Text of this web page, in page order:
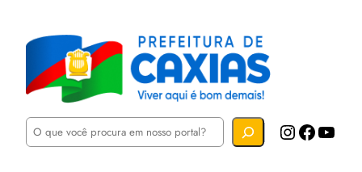
P
Instagram Facebook YouTube